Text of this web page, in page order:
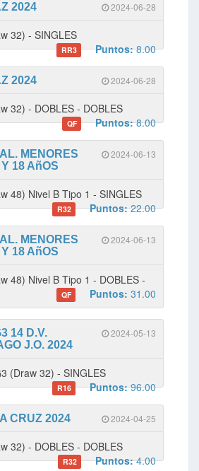
2024-06-28
2024
32) - SINGLES
RR3 Puntos:8.00
2024-06-28
2024
32) - DOBLES - DOBLES
QF Puntos:8.00
2024-06-13
MENORES
18 AñOS
48) Nivel B Tipo 1 - SINGLES
R32 Puntos:22.00
2024-06-13
MENORES
18 AñOS
48) Nivel B Tipo 1 - DOBLES -
QF Puntos: 31.00
2024-05-13
14 D.V.
J.O. 2024
(Draw 32) - SINGLES
R16 Puntos:96.00
2024-04-25
CRUZ 2024
32) - DOBLES - DOBLES
R32 Puntos:4.00